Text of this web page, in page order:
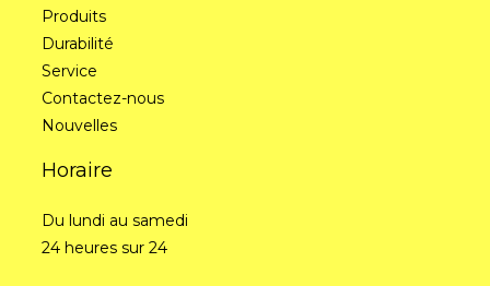
Produits
Durabilité
Service
Contactez-nous
Nouvelles
Horaire
Du lundi au samedi
24 heures sur 24